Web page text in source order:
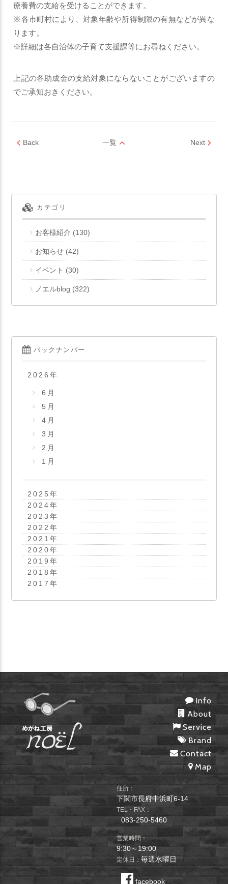
療養費の支給を受けることができます。
※各市町村により、対象年齢や所得制限の有無などが異な
ります。
※詳細は各自治体の子育て支援課等にお尋ねください。
上記の各助成金の支給対象にならないことがございますの
でご承知おきください。
Back 一覧 Next
カテゴリ
お客様紹介 (130)
お知らせ(42)
イベント (30)
ノエルblog (322)
バックナンバー
2026 年
6月
5月
4月
3月
2月
1月
2025 年
2024年
2023 年
2022 年
2021 年
2020年
2019 年
2018 年
2017 年
Info
About
Service
Brand
Contact
Map
住所：
下関市長府中浜町6-14
TEL・FAX：
083-250-5460
営業時間：
9:30～19:00
定休日：毎週水曜日
facebook